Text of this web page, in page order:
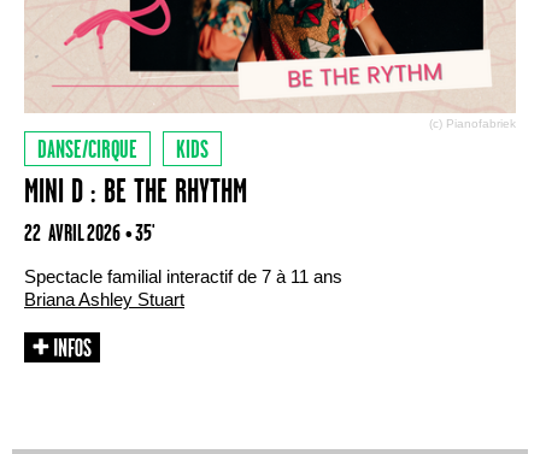
(c) Pianofabriek
DANSE/CIRQUE KIDS
MINI D : BE THE RHYTHM
22 AVRIL 2026 • 35'
Spectacle familial interactif de 7 à 11 ans
Briana Ashley Stuart